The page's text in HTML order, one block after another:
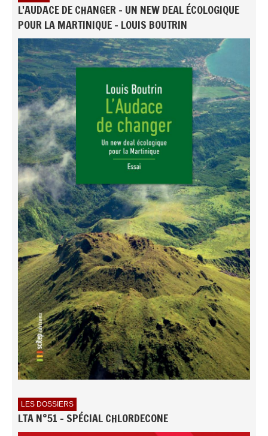
L'AUDACE DE CHANGER - UN NEW DEAL ÉCOLOGIQUE
POUR LA MARTINIQUE - LOUIS BOUTRIN
LES DOSSIERS
LTA N°51 - SPÉCIAL CHLORDECONE